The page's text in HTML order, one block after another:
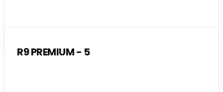
R9 PREMIUM - 5